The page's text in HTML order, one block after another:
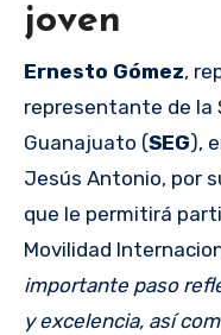
joven
Ernesto Gómez,
representante de la
Guanajuato (SEG),
Jesús Antonio, por
que le permitirá
Movilidad
importante paso
y excelencia, así